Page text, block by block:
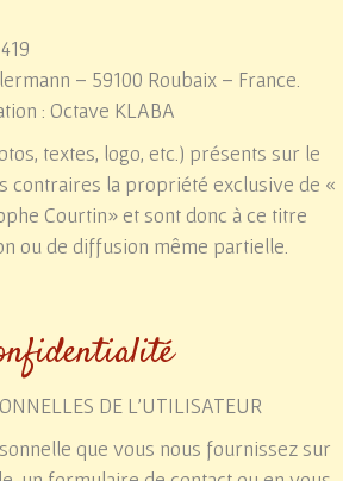
– 59100 Roubaix – France.
: Octave KLABA
textes, logo, etc.) présents sur le
contraires la propriété exclusive de «
Courtin» et sont donc à ce titre
ou de diffusion même partielle.
DE L'UTILISATEUR
que vous nous fournissez sur